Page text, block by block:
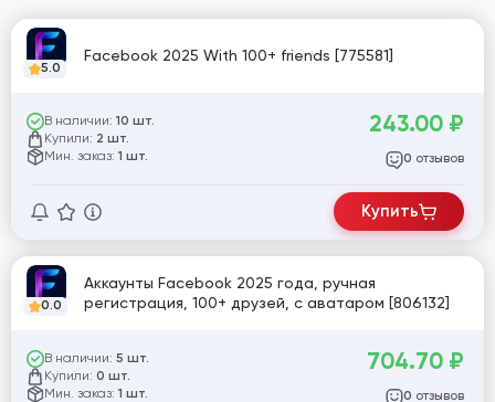
5.0
Facebook 2025 With 100+ friends [775581]
В наличии: 10 шт.
Купили: 2 шт.
Мин. заказ: 1 шт.
243.00 ₽
0 отзывов
Купить
0.0
Аккаунты Facebook 2025 года, ручная
регистрация, 100+ друзей, с аватаром [806132]
В наличии: 5 шт.
Купили: 0 шт.
Мин. заказ: 1 шт.
704.70 ₽
0 отзывов